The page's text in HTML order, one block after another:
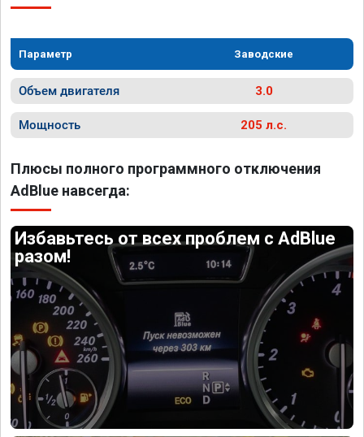
Параметр Заводские
Объем двигателя 3.0
Мощность 205 л.с.
Плюсы полного программного отключения
AdBlue навсегда:
Избавьтесь от всех проблем с AdBlue
разом!